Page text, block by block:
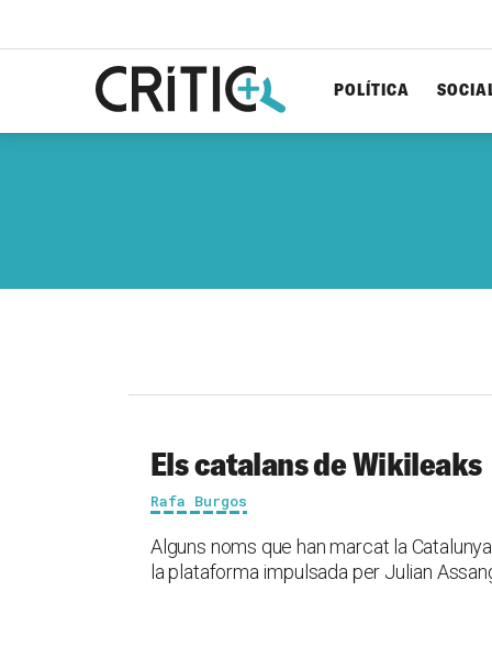
POLÍTICA
Els catalans de Wikileaks
Rafa Burgos
Alguns noms que han marcat la
la plataforma impulsada per Julian